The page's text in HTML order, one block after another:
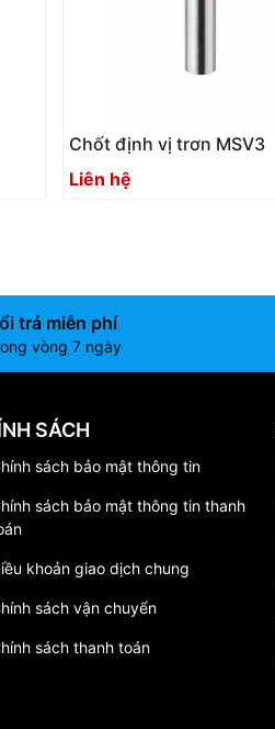
Chốt định vị trơn MSV3
Liên hệ
trả miễn phí
vòng 7 ngày
SÁCH
sách bảo mật thông tin
sách bảo mật thông tin thanh
khoản giao dịch chung
sách vận chuyển
sách thanh toán